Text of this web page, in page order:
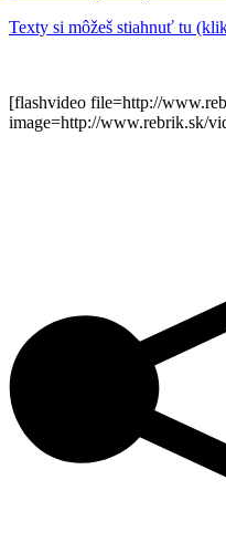
Texty si môžeš stiahnuť tu
[flashvideo file=http://
image=http://www.rebrik.sk/